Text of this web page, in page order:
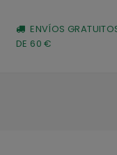
ENVÍOS
DE 60 €